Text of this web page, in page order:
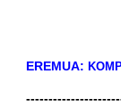
EREMUA: